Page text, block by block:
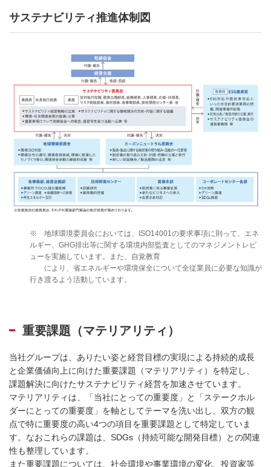
サステナビリティ推進体制図
※ 地球環境委員会においては、ISO14001の要求事項に則って、エネ
ルギー、GHG排出等に関する環境内部監査としてのマネジメントレビ
ューを実施しています。また、自覚教育
により、省エネルギーや環境保全について全従業員に必要な知識が
行き渡るよう活動しています。
重要課題（マテリアリティ）
当社グループは、ありたい姿と経営目標の実現による持続的成長
と企業価値向上に向けた重要課題（マテリアリティ）を特定し、
課題解決に向けたサステナビリティ経営を加速させています。
マテリアリティは、「当社にとっての重要度」と「ステークホル
ダーにとっての重要度」を軸としてテーマを洗い出し、双方の観
点で特に重要度の高い4つの項目を重要課題として特定していま
す。なおこれらの課題は、SDGs（持続可能な開発目標）との関連
性も整理しています。
また重要課題については、社会環境や事業環境の変化、投資家等